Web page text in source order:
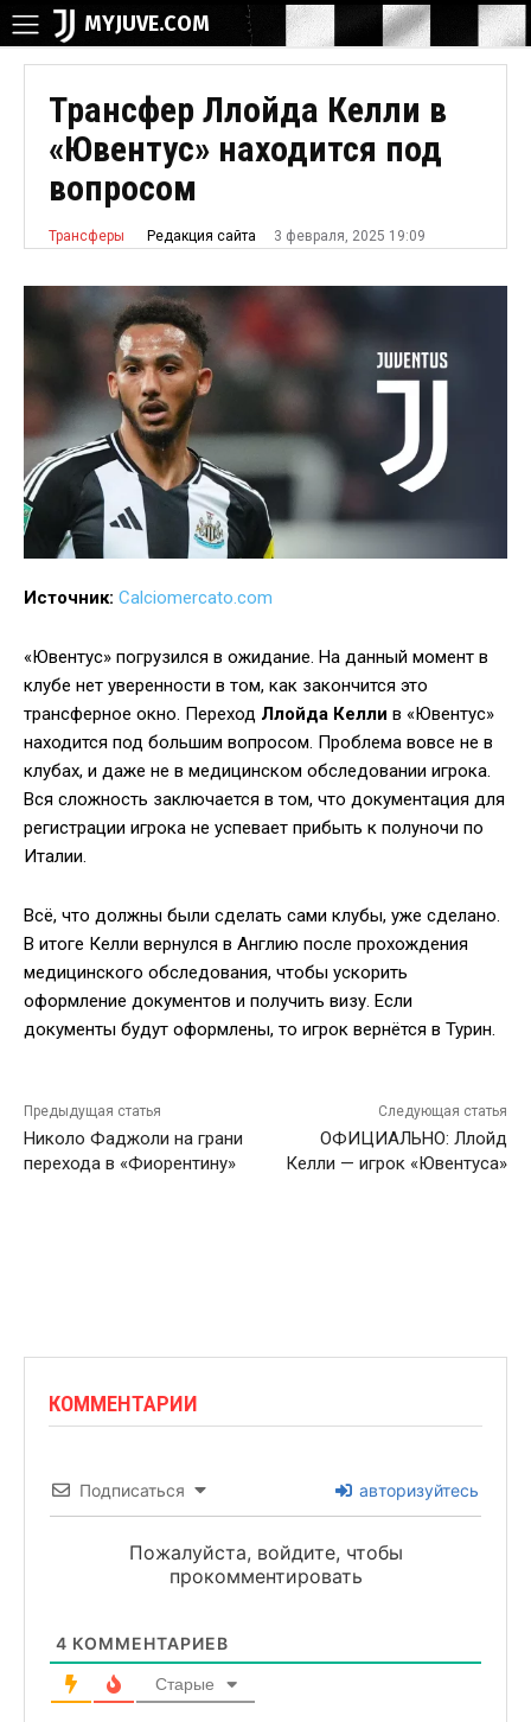
MYJUVE.COM
Трансфер Ллойда Келли в
«Ювентус» находится под
вопросом
Трансферы Редакция сайта 3 февраля, 2025 19:09
Источник: Calciomercato.com
«Ювентус» погрузился в ожидание. На данный момент в
клубе нет уверенности в том, как закончится это
трансферное окно. Переход Ллойда Келли в «Ювентус»
находится под большим вопросом. Проблема вовсе не в
клубах, и даже не в медицинском обследовании игрока.
Вся сложность заключается в том, что документация для
регистрации игрока не успевает прибыть к полуночи по
Италии.
Всё, что должны были сделать сами клубы, уже сделано.
В итоге Келли вернулся в Англию после прохождения
медицинского обследования, чтобы ускорить
оформление документов и получить визу. Если
документы будут оформлены, то игрок вернётся в Турин.
Предыдущая статья
Николо Фаджоли на грани
перехода в «Фиорентину»
Следующая статья
ОФИЦИАЛЬНО: Ллойд
Келли — игрок «Ювентуса»
КОММЕНТАРИИ
Подписаться авторизуйтесь
Пожалуйста, войдите, чтобы
прокомментировать
4 КОММЕНТАРИЕВ
Старые